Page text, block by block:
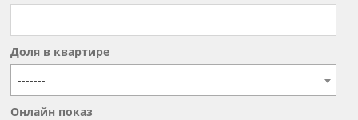
Доля в квартире
-------
Онлайн показ